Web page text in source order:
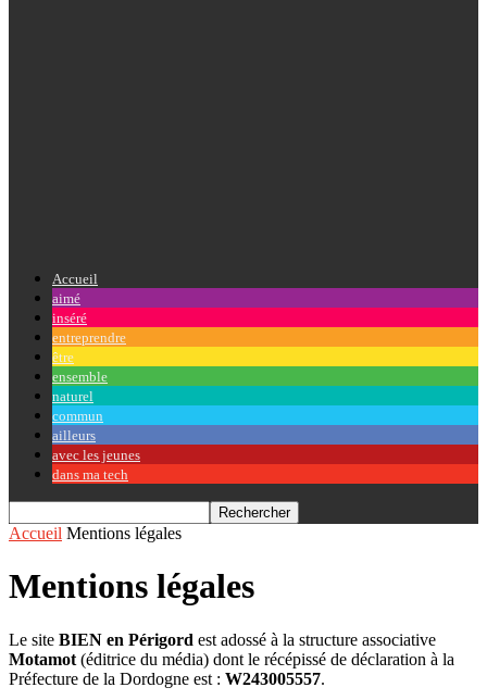
Accueil
aimé
inséré
entreprendre
être
ensemble
naturel
commun
ailleurs
avec les jeunes
dans ma tech
Accueil Mentions légales
Mentions légales
Le site BIEN en Périgord est adossé à la structure associative
Motamot (éditrice du média) dont le récépissé de déclaration à la
Préfecture de la Dordogne est : W243005557.